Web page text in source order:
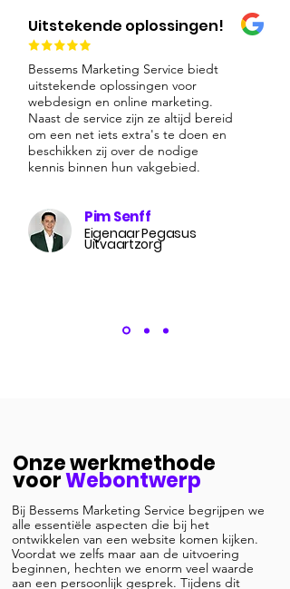
Uitstekende oplossingen!
Bessems Marketing Service biedt
uitstekende oplossingen voor
webdesign en online marketing.
Naast de service zijn ze altijd bereid
om een net iets extra's te doen en
beschikken zij over de nodige
kennis binnen hun vakgebied.
Pim Senff
Eigenaar Pegasus
Uitvaartzorg
Onze werkmethode
voorWebontwerp
Bij Bessems Marketing Service begrijpen we
alle essentiële aspecten die bij het
ontwikkelen van een website komen kijken.
Voordat we zelfs maar aan de uitvoering
beginnen, hechten we enorm veel waarde
aan een persoonlijk gesprek. Tijdens dit